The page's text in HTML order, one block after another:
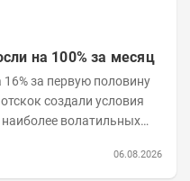
на 100% за месяц
за первую половину
создали условия
волатильных
06.08.2026